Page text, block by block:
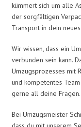
kümmert sich um alle
der sorgfältigen
Transport in dein
Wir wissen, dass ein
verbunden sein kann.
Umzugsprozesses mit
und kompetentes
gerne all deine Fragen.
Bei Umzugsmeister